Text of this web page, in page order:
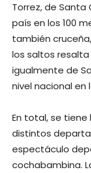
Torrez, de Santa
país en los 100
también
los saltos resalta
igualmente de
nivel nacional
En total, se
distintos
espectáculo
cochabambina.